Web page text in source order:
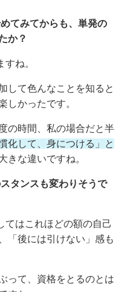
てみてからも、単発の
か？
ね。
して色んなことを知ると
しかったです。
の時間、私の場合だと半
慣化して、身につける」と
きな違いですね。
タンスも変わりそうで
てはこれほどの額の自己
「後には引けない」感も
って、資格をとるのとは